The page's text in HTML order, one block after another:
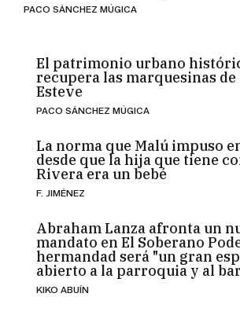
PACO SÁNCHEZ MÚGICA
El patrimonio urbano
recupera las marquesinas
Esteve
PACO SÁNCHEZ MÚGICA
La norma que Malú impuso
desde que la hija que tiene
Rivera era un bebé
F. JIMÉNEZ
Abraham Lanza afronta un
mandato en El Soberano
hermandad será "un gran
abierto a la parroquia y al
KIKO ABUÍN